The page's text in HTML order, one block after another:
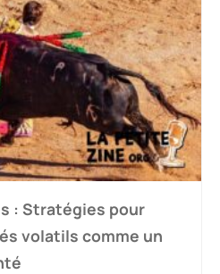
: Stratégies pour
volatils comme un